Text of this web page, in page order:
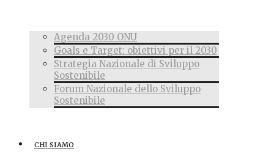
Agenda 2030 ONU
Goals e Target: obiettivi per il 2030
Strategia Nazionale di Sviluppo
Sostenibile
Forum Nazionale dello Sviluppo
Sostenibile
CHI SIAMO